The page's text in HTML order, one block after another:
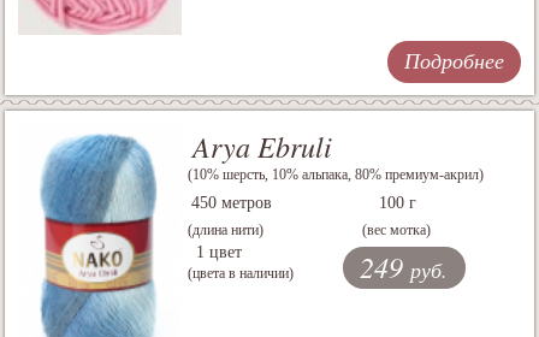
Подробнее
Arya Ebruli
(10% шерсть, 10% альпака, 80% премиум-акрил)
450 метров
(длина нити)
100 г
(вес мотка)
1 цвет
(цвета в наличии) 249 руб.